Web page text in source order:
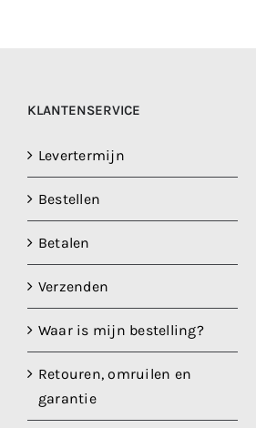
KLANTENSERVICE
Levertermijn
Bestellen
Betalen
Verzenden
Waar is mijn bestelling?
Retouren, omruilen en
garantie